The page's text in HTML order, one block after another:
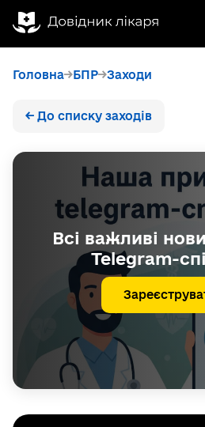
Головна БПР Заходи
← До списку заходів
Всі важливі
Telegram-